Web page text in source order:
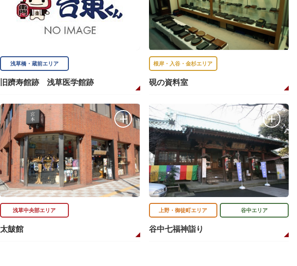
浅草橋・蔵前エリア
旧躋寿館跡 浅草医学館跡
根岸・入谷・金杉エリア
硯の資料室
浅草中央部エリア
太皷館
上野・御徒町エリア 谷中エリア
谷中七福神詣り